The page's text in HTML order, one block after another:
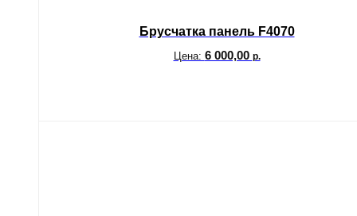
Брусчатка панель F4070
Цена: 6 000,00 р.